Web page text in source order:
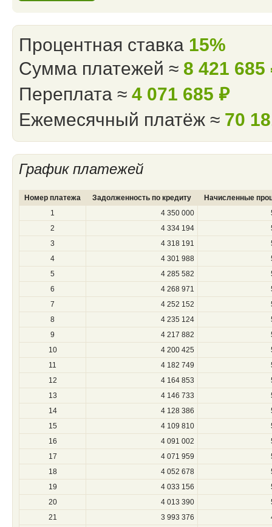
Процентная ставка 15%
Сумма платежей ≈ 8 421 685
Переплата ≈ 4 071 685 ⃏
Ежемесячный платёж ≈ 70
График платежей
Номер платежа Задолженность по кредиту
Начисленные
1
4 350 000
2
4 334 194
3
4 318 191
4
4 301 988
5
4 285 582
6
4 268 971
7
4 252 152
8
4 235 124
9
4 217 882
10
4 200 425
11
4 182 749
12
4 164 853
13
4 146 733
14
4 128 386
15
4 109 810
16
4 091 002
17
4 071 959
18
4 052 678
19
4 033 156
20
4 013 390
21
3 993 376